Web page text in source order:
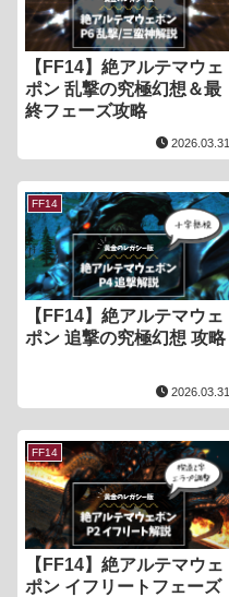
【FF14】絶アルテマウェ
ポン 乱撃の究極幻想＆最
終フェーズ攻略
2026.03.31
FF14
【FF14】絶アルテマウェ
ポン 追撃の究極幻想 攻略
2026.03.31
FF14
【FF14】絶アルテマウェ
ポン イフリートフェーズ